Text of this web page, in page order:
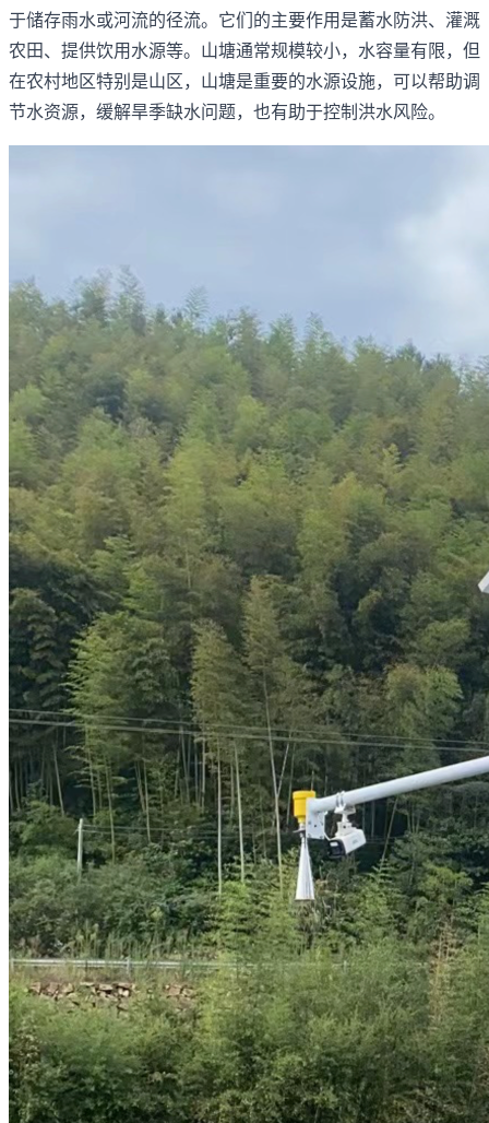
于储存雨水或河流的径流。它们的主要作用是蓄水防洪、灌溉
农田、提供饮用水源等。山塘通常规模较小，水容量有限，但
在农村地区特别是山区，山塘是重要的水源设施，可以帮助调
节水资源，缓解旱季缺水问题，也有助于控制洪水风险。